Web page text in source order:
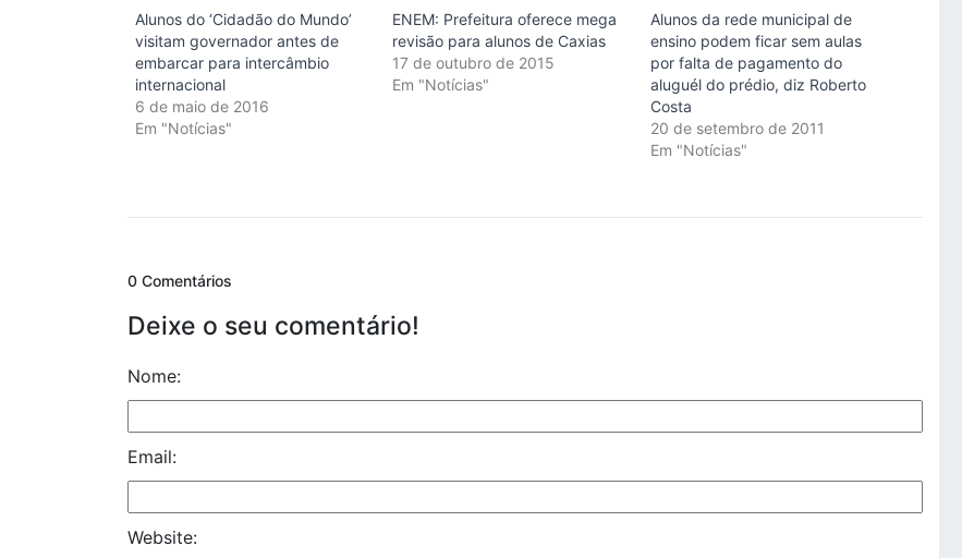
Alunos do ‘Cidadão do Mundo’
visitam governador antes de
embarcar para intercâmbio
internacional
6 de maio de 2016
Em "Notícias"
ENEM: Prefeitura oferece mega
revisão para alunos de Caxias
17 de outubro de 2015
Em "Notícias"
Alunos da rede municipal de
ensino podem ficar sem aulas
por falta de pagamento do
aluguél do prédio, diz Roberto
Costa
20 de setembro de 2011
Em "Notícias"
0 Comentários
Deixe o seu comentário!
Nome:
Email:
Website: